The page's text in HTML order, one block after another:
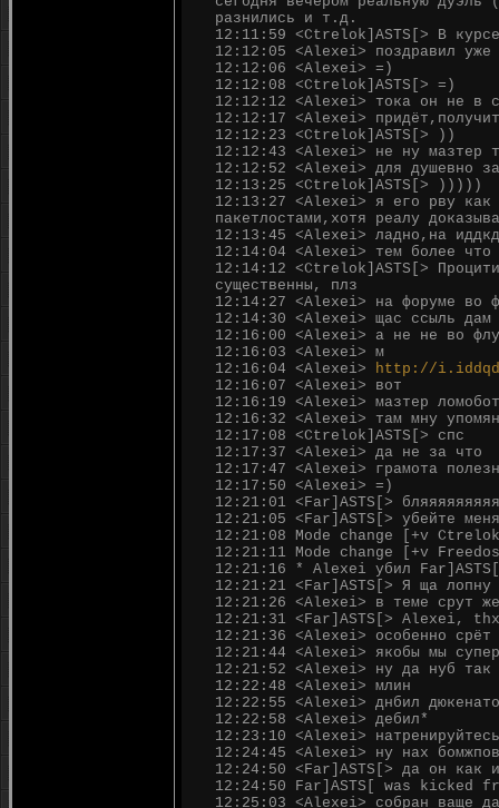
разнились и т.д.
12:11:59 <Ctrelok]ASTS[> В
12:12:05 <Alexei> поздравил уже
12:12:06 <Alexei> =)
12:12:08 <Ctrelok]ASTS[> =)
12:12:12 <Alexei> тока он не в
12:12:17 <Alexei>
12:12:23 <Ctrelok]ASTS[> ))
12:12:43 <Alexei> не ну мазтер
12:12:52 <Alexei> для душевно
12:13:25 <Ctrelok]ASTS[> )))))
12:13:27 <Alexei> я его рву как
пакетлостами,хотя реалу
12:13:45 <Alexei> ладно,на
12:14:04 <Alexei> тем более что
12:14:12 <Ctrelok]ASTS[>
существенны, плз
12:14:27 <Alexei> на форуме во
12:14:30 <Alexei> щас ссыль дам
12:16:00 <Alexei> а не не во
12:16:03 <Alexei> м
12:16:04 <Alexei> http://
12:16:07 <Alexei> вот
12:16:19 <Alexei> мазтер
12:16:32 <Alexei> там мну
12:17:08 <Ctrelok]ASTS[> спс
12:17:37 <Alexei> да не за что
12:17:47 <Alexei> грамота
12:17:50 <Alexei> =)
12:21:01 <Far]ASTS[>
12:21:05 <Far]ASTS[> убейте
12:21:08 Mode change [+v
12:21:11 Mode change [+v
12:21:16 * Alexei убил Far]ASTS[
12:21:21 <Far]ASTS[> Я ща
12:21:26 <Alexei> в теме срут
12:21:31 <Far]ASTS[> Alexei, thx
12:21:36 <Alexei> особенно срёт
12:21:44 <Alexei> якобы мы
12:21:52 <Alexei> ну да нуб так
12:22:48 <Alexei> млин
12:22:55 <Alexei> днбил
12:22:58 <Alexei> дебил*
12:23:10 <Alexei>
12:24:45 <Alexei> ну нах
12:24:50 <Far]ASTS[> да он как
12:24:50 Far]ASTS[ was kicked
12:25:03 <Alexei> собран ваще